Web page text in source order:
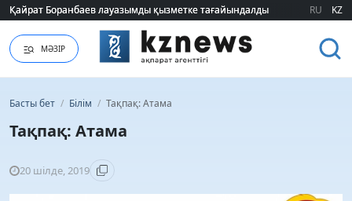
Қайрат Боранбаев лауазымды қызметке тағайындалды
Қайрат Боранбаев лауазымды қызметке тағайындалды RU KZ
МӘЗІР
Басты бет / Білім / Тақпақ: Атама
Тақпақ: Атама
20 шілде, 2019